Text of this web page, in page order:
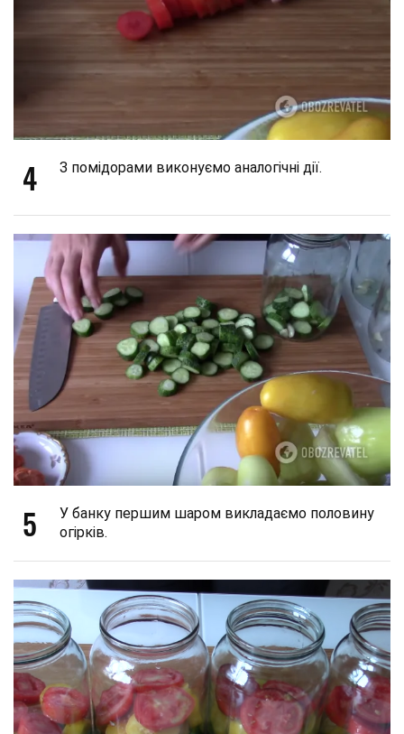
4 З помідорами виконуємо аналогічні дії.
5
У банку першим шаром викладаємо половину
огірків.